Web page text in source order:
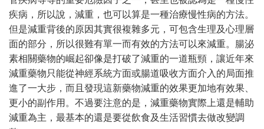
疾病，所以說，減重，也可以算是一種治療慢性病的方法。
但是減重背後的原因其實很複雜多元，可包含生理及心理層
面的部分，所以很難有單一而有效的方法可以來減重。腸泌
素相關藥物的崛起卻像是打破了減重的一道瓶頸，讓近年來
減重藥物只能從神經系統方面或腸道吸收方面介入的局面推
進了一大步，而且發現這新藥物減重的效果更加地有效果、
更小的副作用。不過要注意的是，減重藥物實際上還是輔助
減重為主，最基本的還是要從飲食及生活習慣去做改變調